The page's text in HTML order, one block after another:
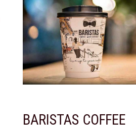
BARISTAS COFFEE